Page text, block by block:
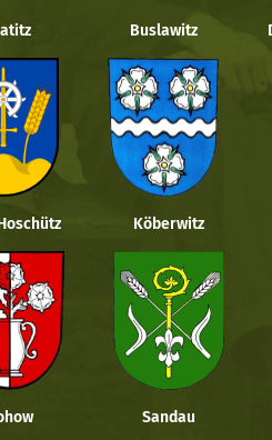
Buslawitz
Köberwitz
Sandau